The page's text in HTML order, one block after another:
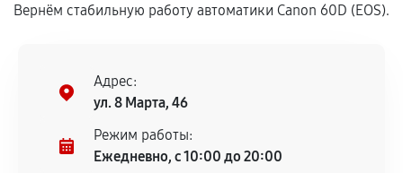
Гарантия на выполненные работы может
Предоставленные детали подходят по
техническим параметрам и не имеют внешних
дефектов.
Установка была выполнена нашим сервисным
Вернём стабильную работу автоматики Canon 60D (EOS).
Адрес:
ул. 8 Марта, 46
Режим работы:
Ежедневно, с 10:00 до 20:00